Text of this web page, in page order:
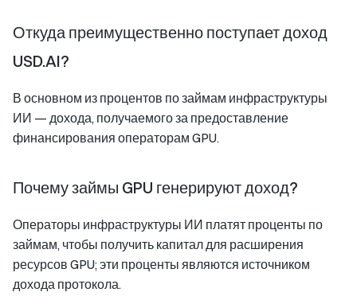
Откуда преимущественно поступает доход
USD.AI?
В основном из процентов по займам инфраструктуры
ИИ — дохода, получаемого за предоставление
финансирования операторам GPU.
Почему займы GPU генерируют доход?
Операторы инфраструктуры ИИ платят проценты по
займам, чтобы получить капитал для расширения
ресурсов GPU; эти проценты являются источником
дохода протокола.